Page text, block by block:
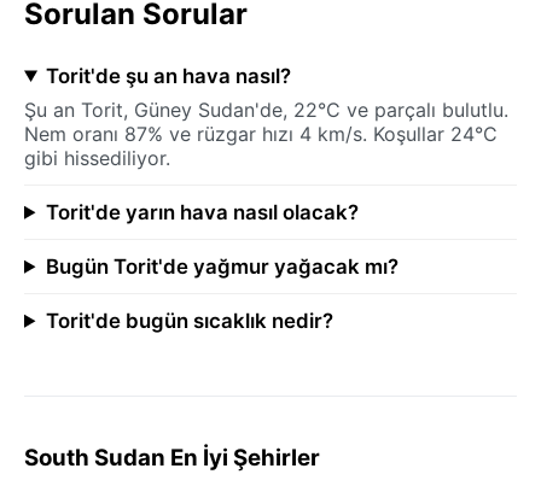
Sorulan Sorular
Torit'de şu an hava nasıl?
Şu an Torit, Güney Sudan'de, 22°C ve parçalı bulutlu.
Nem oranı 87% ve rüzgar hızı 4 km/s. Koşullar 24°C
gibi hissediliyor.
Torit'de yarın hava nasıl olacak?
Bugün Torit'de yağmur yağacak mı?
Torit'de bugün sıcaklık nedir?
South Sudan En İyi Şehirler